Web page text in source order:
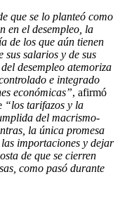
que se lo planteó como
en el desempleo, la
de los que aún tienen
salarios y de sus
desempleo atemoriza
e integrado
económicas”, afirmó
“los tarifazos y la
del macrismo-
la única promesa
importaciones y dejar
de que se cierren
como pasó durante